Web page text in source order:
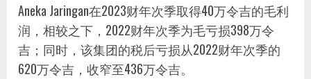
Aneka Jaringan在2023财年次季取得40万令吉的毛利
润，相较之下，2022财年次季为毛亏损398万令
吉；同时，该集团的税后亏损从2022财年次季的
620万令吉，收窄至436万令吉。